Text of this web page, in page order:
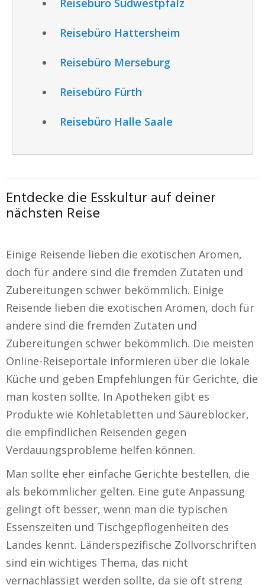
Reisebüro Hattersheim
Reisebüro Merseburg
Reisebüro Fürth
Reisebüro Halle Saale
Entdecke die Esskultur auf deiner
nächsten Reise
Einige Reisende lieben die exotischen Aromen,
doch für andere sind die fremden Zutaten und
Zubereitungen schwer bekömmlich. Einige
Reisende lieben die exotischen Aromen, doch für
andere sind die fremden Zutaten und
Zubereitungen schwer bekömmlich. Die meisten
Online-Reiseportale informieren über die lokale
Küche und geben Empfehlungen für Gerichte, die
man kosten sollte. In Apotheken gibt es
Produkte wie Kohletabletten und Säureblocker,
die empfindlichen Reisenden gegen
Verdauungsprobleme helfen können.
Man sollte eher einfache Gerichte bestellen, die
als bekömmlicher gelten. Eine gute Anpassung
gelingt oft besser, wenn man die typischen
Essenszeiten und Tischgepflogenheiten des
Landes kennt. Länderspezifische Zollvorschriften
sind ein wichtiges Thema, das nicht
vernachlässigt werden sollte, da sie oft streng